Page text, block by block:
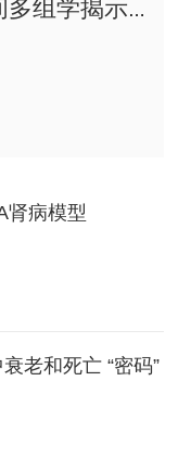
结合单细胞RNA测序和空间多组学揭示脊髓损伤后再生的分子特征
肾病模型
老和死亡 “密码”